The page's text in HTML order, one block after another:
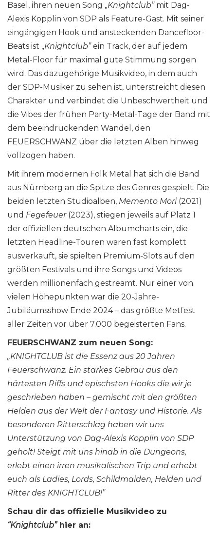
Basel, ihren neuen Song „Knightclub” mit Dag-
Alexis Kopplin von SDP als Feature-Gast. Mit seiner
eingängigen Hook und ansteckenden Dancefloor-
Beats ist „Knightclub”ein Track, der auf jedem
Metal-Floor für maximal gute Stimmung sorgen
wird. Das dazugehörige Musikvideo, in dem auch
der SDP-Musiker zu sehen ist, unterstreicht diesen
Charakter und verbindet die Unbeschwertheit und
die Vibes der frühen Party-Metal-Tage der Band mit
dem beeindruckenden Wandel, den
FEUERSCHWANZ über die letzten Alben hinweg
vollzogen haben.
Mit ihrem modernen Folk Metal hat sich die Band
aus Nürnberg an die Spitze des Genres gespielt. Die
beiden letzten Studioalben, Memento Mori(2021)
und Fegefeuer(2023), stiegen jeweils auf Platz 1
der offiziellen deutschen Albumcharts ein, die
letzten Headline-Touren waren fast komplett
ausverkauft, sie spielten Premium-Slots auf den
größten Festivals und ihre Songs und Videos
werden millionenfach gestreamt. Nur einer von
vielen Höhepunkten war die 20-Jahre-
Jubiläumsshow Ende 2024 – das größte Metfest
aller Zeiten vor über 7.000 begeisterten Fans.
FEUERSCHWANZ zum neuen Song:
„KNIGHTCLUB ist die Essenz aus 20 Jahren
Feuerschwanz. Ein starkes Gebräu aus den
härtesten Riffs und epischsten Hooks die wir je
geschrieben haben – gemischt mit den größten
Helden aus der Welt der Fantasy und Historie. Als
besonderen Ritterschlag haben wir uns
Unterstützung von Dag-Alexis Kopplin von SDP
geholt! Steigt mit uns hinab in die Dungeons,
erlebt einen irren musikalischen Trip und erhebt
euch als Ladies, Lords, Schildmaiden, Helden und
Ritter des KNIGHTCLUB!”
Schau dir das offizielle Musikvideo zu
“Knightclub” hier an: